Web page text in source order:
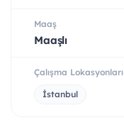
Maaş
Maaşlı
Çalışma Lokasyonları
İstanbul